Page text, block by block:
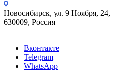
Новосибирск, ул. 9 Ноября, 24,
630009, Россия
Вконтакте
Telegram
WhatsApp